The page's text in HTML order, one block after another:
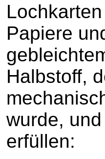
Papiere
Halbstoff,
wurde,
erfüllen: